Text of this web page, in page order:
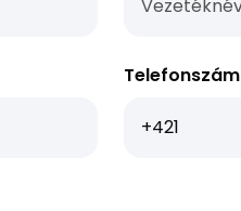
Telefonszám